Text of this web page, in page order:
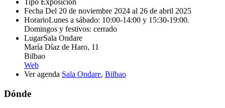
Tipo Exposición
Fecha Del 20 de noviembre 2024 al 26 de abril 2025
HorarioLunes a sábado: 10:00-14:00 y 15:30-19:00.
Domingos y festivos: cerrado
LugarSala Ondare
María Díaz de Haro, 11
Bilbao
Web
Ver agenda Sala Ondare, Bilbao
Dónde